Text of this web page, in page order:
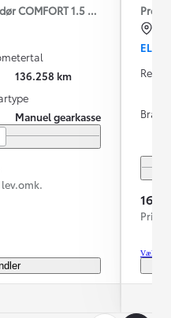
COMFORT 1.5 diesel 102hk
136.258 km
Manuel gearkasse
EL
Vælg bil